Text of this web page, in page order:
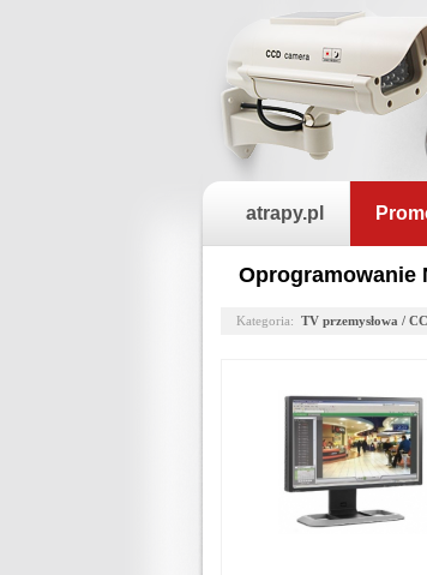
atrapy.pl
Oprogramowanie
Kategoria: TV przemysłowa /